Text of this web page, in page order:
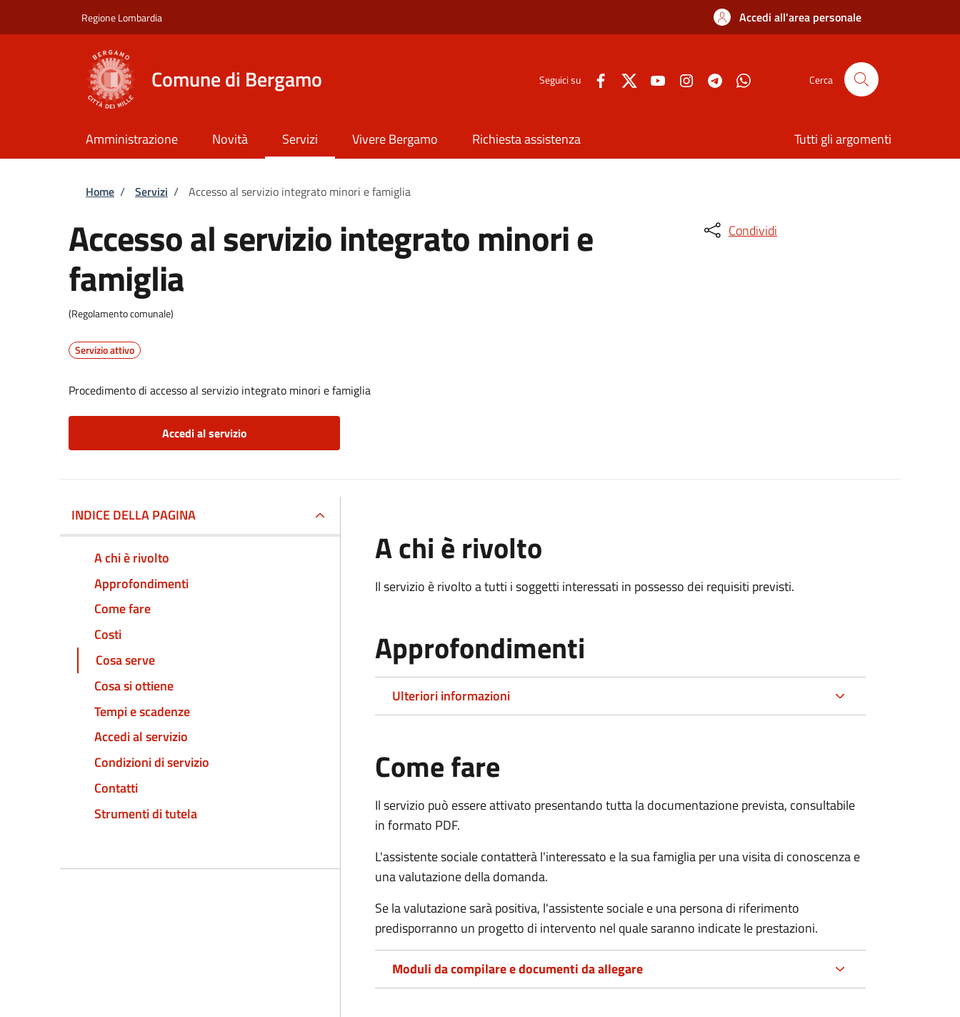
Regione Lombardia Accedi all'area personale
Comune di Bergamo Seguici su Cerca
Amministrazione Novità Servizi Vivere Bergamo Richiesta assistenza Tutti gli argomenti
Briciole di pane
Home / Servizi / Accesso al servizio integrato minori e famiglia
Accesso al servizio integrato minori e
famiglia
(Regolamento comunale)
Servizio attivo
Procedimento di accesso al servizio integrato minori e famiglia
Accedi al servizio
Condividi
INDICE DELLA PAGINA
A chi è rivolto
Approfondimenti
Come fare
Costi
Cosa serve
Cosa si ottiene
Tempi e scadenze
Accedi al servizio
Condizioni di servizio
Contatti
Strumenti di tutela
A chi è rivolto
Il servizio è rivolto a tutti i soggetti interessati in possesso dei requisiti previsti.
Approfondimenti
Ulteriori informazioni
Come fare
Il servizio può essere attivato presentando tutta la documentazione prevista, consultabile
in formato PDF.
L'assistente sociale contatterà l'interessato e la sua famiglia per una visita di conoscenza e
una valutazione della domanda.
Se la valutazione sarà positiva, l'assistente sociale e una persona di riferimento
predisporranno un progetto di intervento nel quale saranno indicate le prestazioni.
Moduli da compilare e documenti da allegare